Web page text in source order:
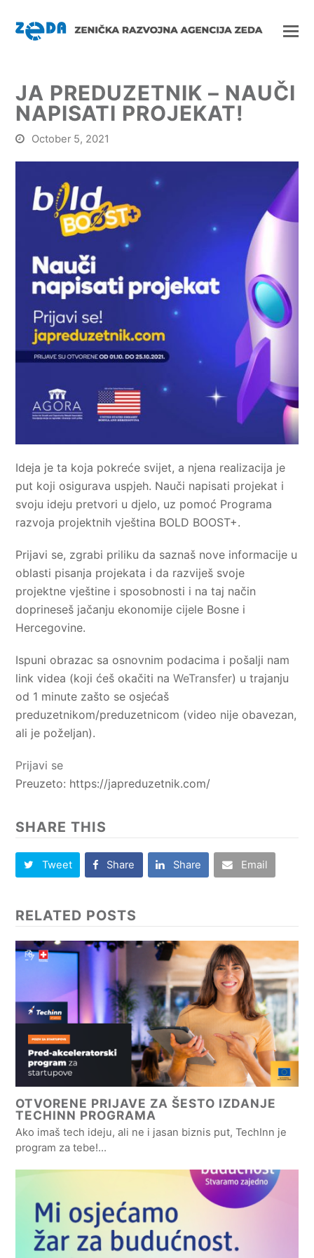
JA PREDUZETNIK – NAUČI
NAPISATI PROJEKAT!
October 5, 2021
Ideja je ta koja pokreće svijet, a njena realizacija je
put koji osigurava uspjeh. Nauči napisati projekat i
svoju ideju pretvori u djelo, uz pomoć Programa
razvoja projektnih vještina BOLD BOOST+.
Prijavi se, zgrabi priliku da saznaš nove informacije u
oblasti pisanja projekata i da razviješ svoje
projektne vještine i sposobnosti i na taj način
doprineseš jačanju ekonomije cijele Bosne i
Hercegovine.
Ispuni obrazac sa osnovnim podacima i pošalji nam
link videa (koji ćeš okačiti naWeTransfer) u trajanju
od 1 minute zašto se osjećaš
preduzetnikom/preduzetnicom (video nije obavezan,
ali je poželjan).
Prijavi se
Preuzeto: https://japreduzetnik.com/
SHARE THIS
Tweet Share Share Email
RELATED POSTS
OTVORENE PRIJAVE ZA ŠESTO IZDANJE
TECHINN PROGRAMA
Ako imaš tech ideju, ali ne i jasan biznis put, TechInn je
program za tebe!…